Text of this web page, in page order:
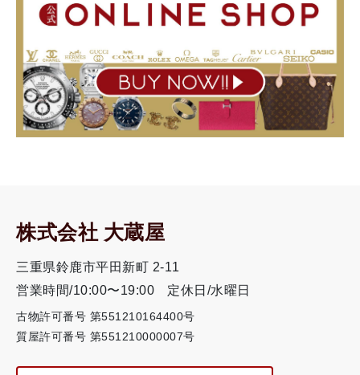
株式会社 大蔵屋
三重県鈴鹿市平田新町 2-11
営業時間/10:00〜19:00
定休日/水曜日
古物許可番号 第551210164400号
質屋許可番号 第551210000007号